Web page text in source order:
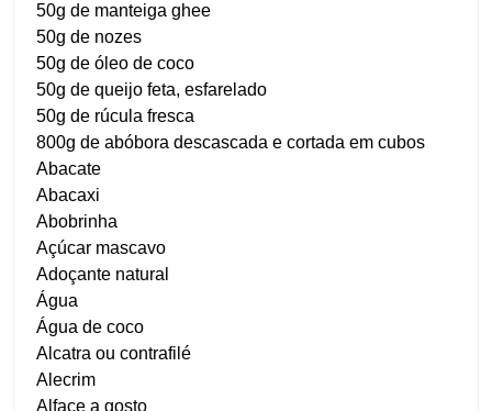
50g de manteiga ghee
50g de nozes
50g de óleo de coco
50g de queijo feta, esfarelado
50g de rúcula fresca
800g de abóbora descascada e cortada em cubos
Abacate
Abacaxi
Abobrinha
Açúcar mascavo
Adoçante natural
Água
Água de coco
Alcatra ou contrafilé
Alecrim
Alface a gosto